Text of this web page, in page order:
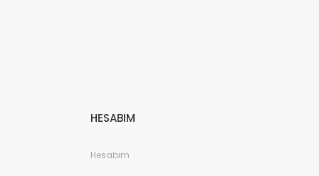
HESABIM
Hesabım